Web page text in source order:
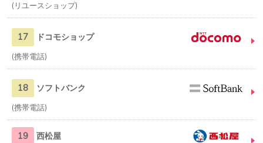
リユースショップ
17 ドコモショップ
携帯電話
18 ソフトバンク
携帯電話
19 西松屋